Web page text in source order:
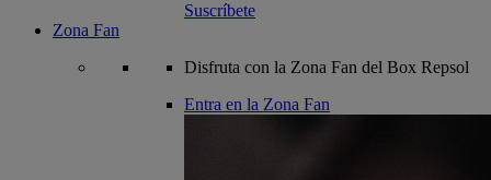
Suscríbete
Zona Fan
Disfruta con la Zona Fan del Box Repsol
Entra en la Zona Fan